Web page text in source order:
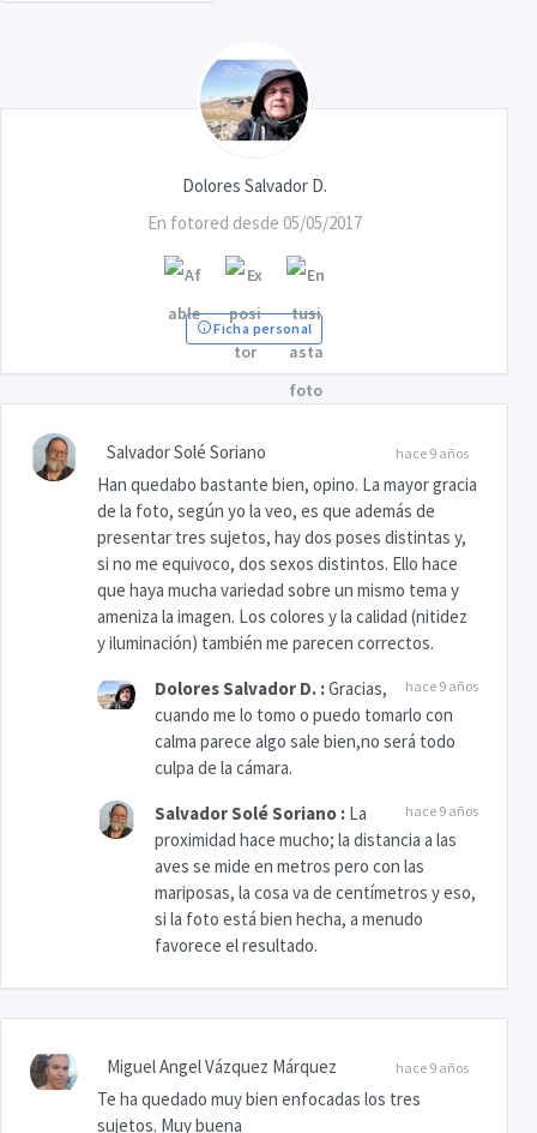
Dolores Salvador D.
En fotored desde 05/05/2017
Ficha personal
hace 9 años
Salvador Solé Soriano
Han quedabo bastante bien, opino. La mayor gracia
de la foto, según yo la veo, es que además de
presentar tres sujetos, hay dos poses distintas y,
si no me equivoco, dos sexos distintos. Ello hace
que haya mucha variedad sobre un mismo tema y
ameniza la imagen. Los colores y la calidad (nitidez
y iluminación) también me parecen correctos.
Dolores Salvador D. : hace 9 años
Gracias,
cuando me lo tomo o puedo tomarlo con
calma parece algo sale bien,no será todo
culpa de la cámara.
Salvador Solé Soriano : hace 9 años
La
proximidad hace mucho; la distancia a las
aves se mide en metros pero con las
mariposas, la cosa va de centímetros y eso,
si la foto está bien hecha, a menudo
favorece el resultado.
hace 9 años
Miguel Angel Vázquez Márquez
Te ha quedado muy bien enfocadas los tres
sujetos. Muy buena